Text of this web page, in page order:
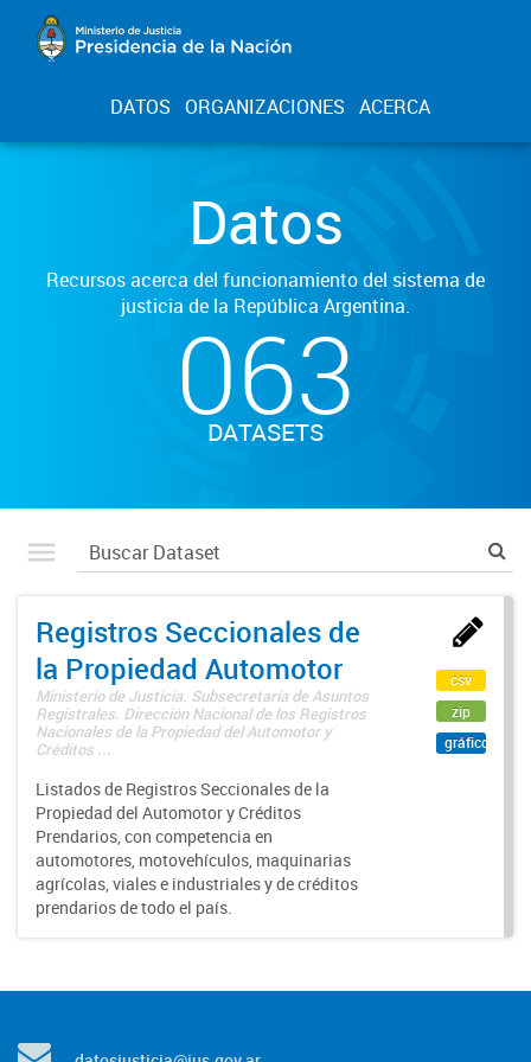
DATOS ORGANIZACIONES ACERCA
Datos
Recursos acerca del funcionamiento del sistema de
justicia de la República Argentina.
063
DATASETS
Registros Seccionales de
la Propiedad Automotor
Ministerio de Justicia. Subsecretaría de Asuntos
Registrales. Dirección Nacional de los Registros
Nacionales de la Propiedad del Automotor y
Créditos ...
Listados de Registros Seccionales de la
Propiedad del Automotor y Créditos
Prendarios, con competencia en
automotores, motovehículos, maquinarias
agrícolas, viales e industriales y de créditos
prendarios de todo el país.
csv
zip
gráfico